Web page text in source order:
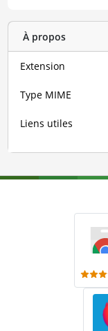
À propos
Extension
Type MIME
Liens utiles